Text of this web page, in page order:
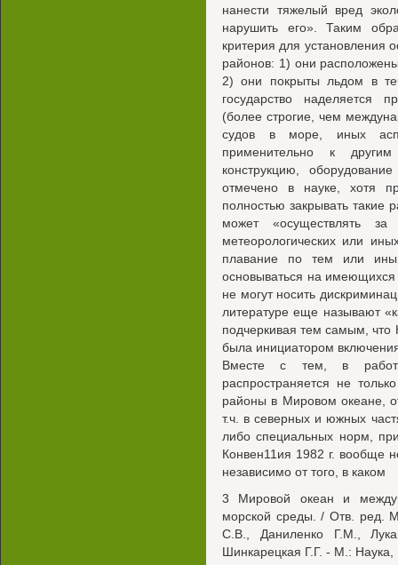
нанести тяжелый вред
нарушить его». Таким
критерия для установления
районов: 1) они
2) они покрыты льдом в
государство наделяется
(более строгие, чем
судов в море, иных
применительно к
конструкцию,
отмечено в науке, хотя
полностью закрывать такие
может «осуществлять
метеорологических или
плавание по тем или
основываться на
не могут носить
литературе еще называют
подчеркивая тем самым, что
была инициатором
Вместе с тем, в
распространяется не
районы в Мировом океане,
т.ч. в северных и южных
либо специальных норм,
Конвен11ия 1982 г. вообще
независимо от того, в каком
3 Мировой океан и
морской среды. / Отв. ред.
C.B., Даниленко Г.М.,
Шинкарецкая Г.Г. - М.: